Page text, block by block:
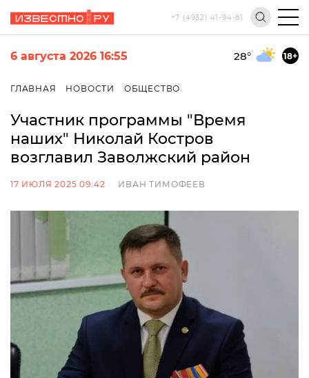
+7 (4932) 41-94-81
6 августа 2026 16:55 28° 18+
ГЛАВНАЯ НОВОСТИ ОБЩЕСТВО
Участник программы "Время
наших" Николай Костров
возглавил Заволжский район
17 ИЮЛЯ 2025 09:42 ИВАН ТИМОФЕЕВ